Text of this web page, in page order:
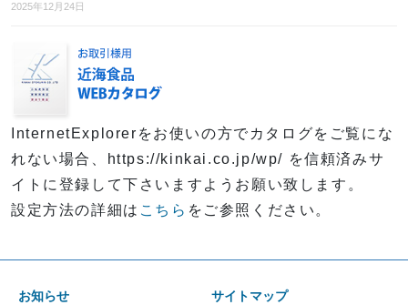
2025年12月24日
InternetExplorerをお使いの方でカタログをご覧にな
れない場合、https://kinkai.co.jp/wp/ を信頼済みサ
イトに登録して下さいますようお願い致します。
設定方法の詳細は こちら をご参照ください。
お知らせ
サイトマップ